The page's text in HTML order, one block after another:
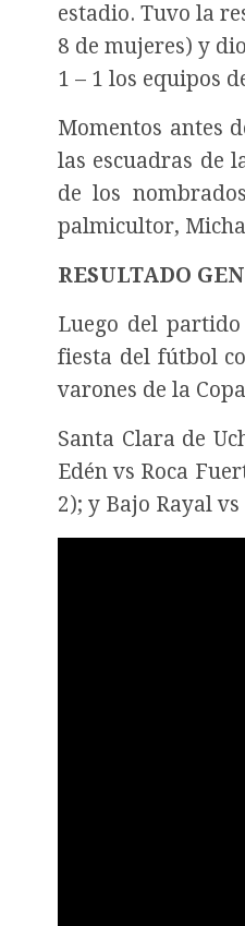
estadio. Tuvo la
8 de mujeres) y
1 – 1 los equipos
Momentos antes
las escuadras de
de los
palmicultor,
RESULTADO
Luego del
fiesta del fútbol
varones de la
Santa Clara de
Edén vs Roca
2); y Bajo Rayal vs